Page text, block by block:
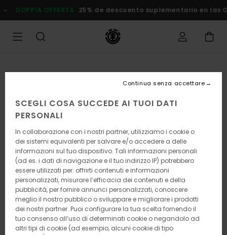
alle
informazioni
prodotto
DOPPIA OFFERTA 25% de descuento suplementario en las
SCEGLI COSA SUCCEDE AI TUOI DATI
PERSONALI
In collaborazione con i nostri partner, utilizziamo i cookie o
dei sistemi equivalenti per salvare e/o accedere a delle
informazioni sul tuo dispositivo. Tali informazioni personali
(ad es. i dati di navigazione e il tuo indirizzo IP) potrebbero
essere utilizzati per: offrirti contenuti e informazioni
personalizzati, misurare l’efficacia dei contenuti e della
pubblicità, per fornire annunci personalizzati, conoscere
meglio il nostro pubblico o sviluppare e migliorare i prodotti
dei nostri partner. Puoi configurare la tua scelta fornendo il
tuo consenso all’uso di determinati cookie o negandolo ad
altri tipi di cookie (ad esempio, alcuni cookie di tipo
Continua senza accettare